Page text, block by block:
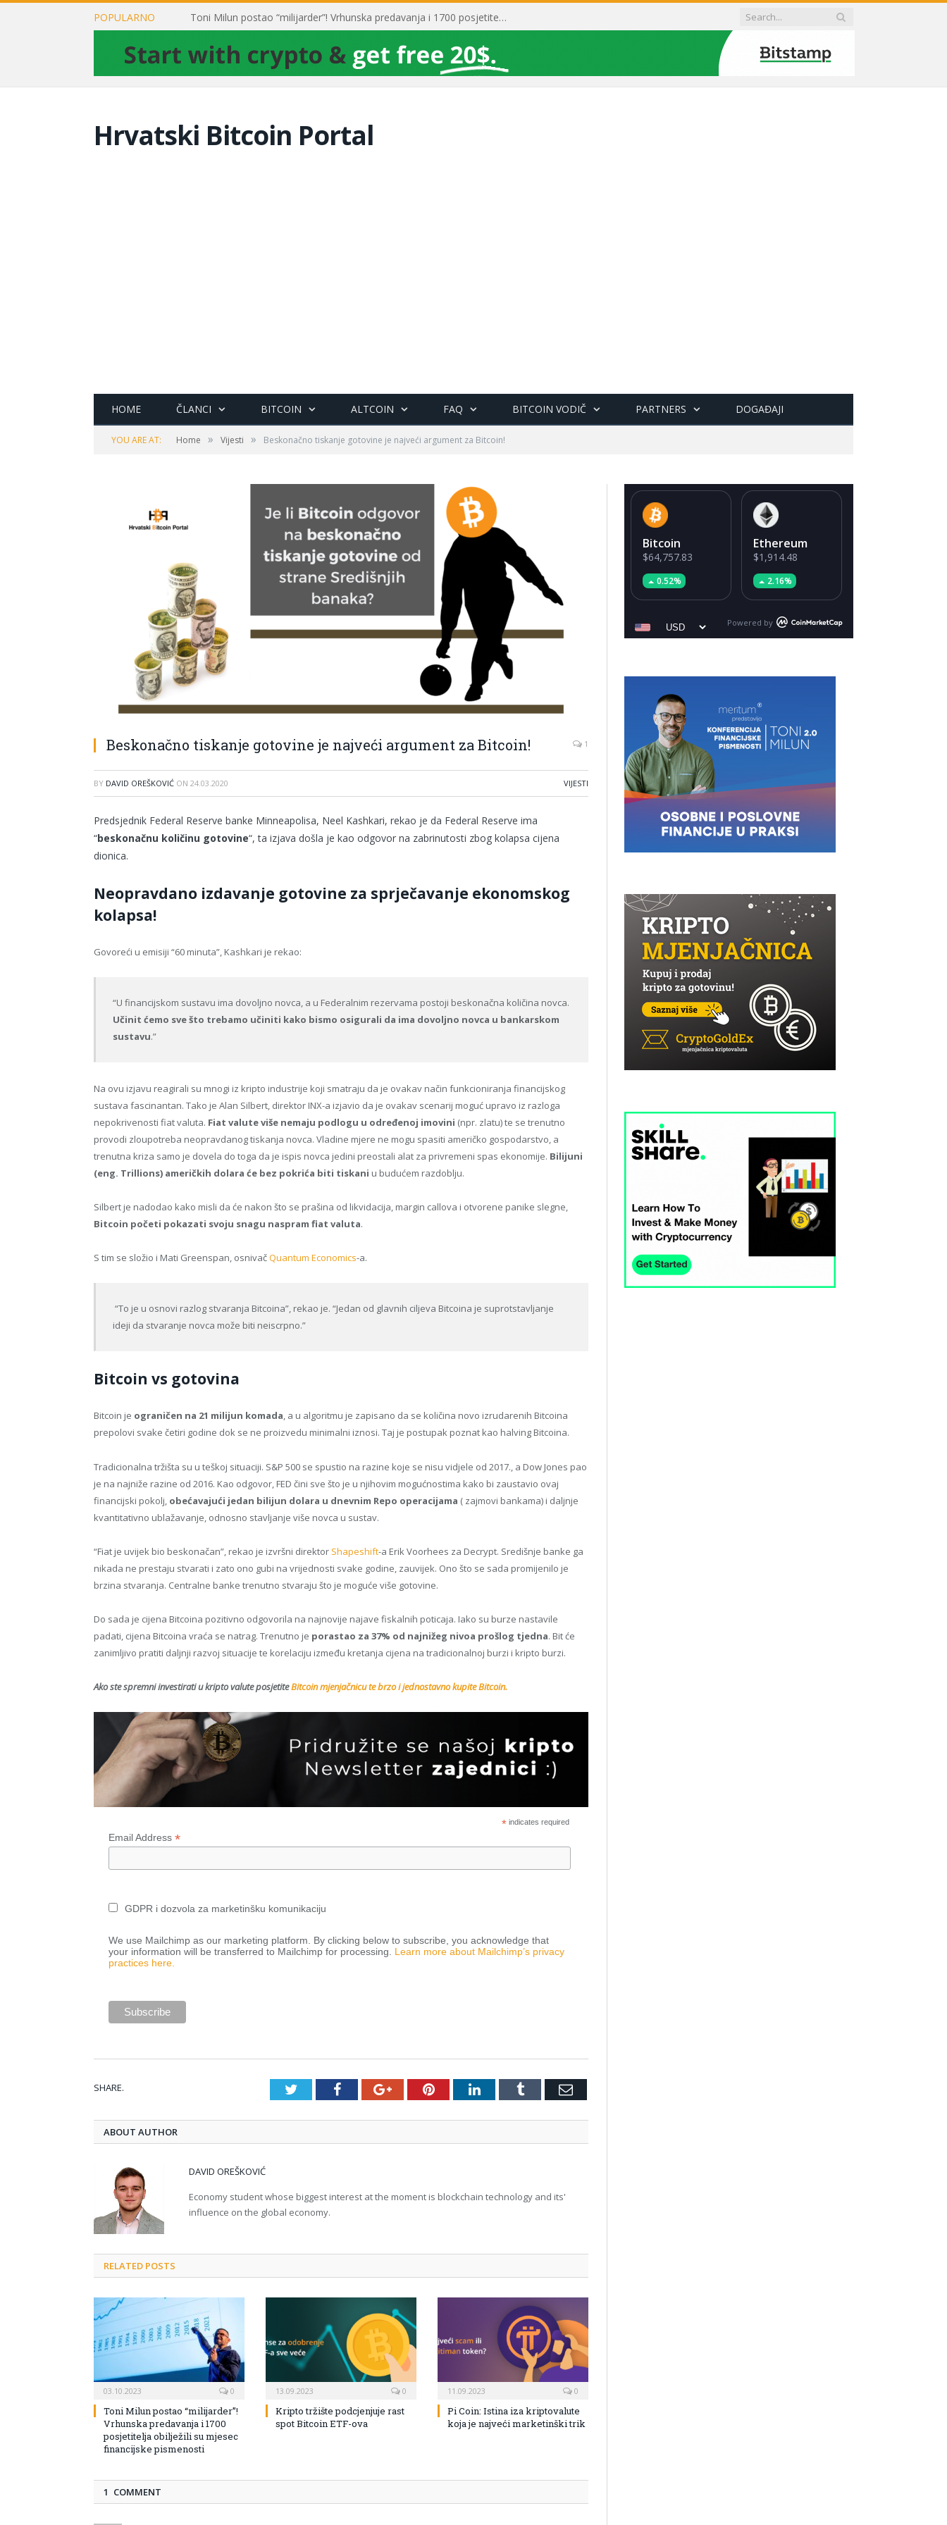
POPULARNO Toni Milun postao “milijarder”! Vrhunska predavanja i 1700 posjetitelja obilježili su mjesec financijske pismenosti
Hrvatski Bitcoin Portal
HOME ČLANCI BITCOIN ALTCOIN FAQ BITCOIN VODIČ PARTNERS DOGAĐAJI
YOU ARE AT: Home » Vijesti » Beskonačno tiskanje gotovine je najveći argument za Bitcoin!
Beskonačno tiskanje gotovine je najveći argument za Bitcoin! 1
BY DAVID OREŠKOVIĆ ON 24.03.2020 VIJESTI
Predsjednik Federal Reserve banke Minneapolisa, Neel Kashkari, rekao je da Federal Reserve ima
“beskonačnu količinu gotovine“, ta izjava došla je kao odgovor na zabrinutosti zbog kolapsa cijena
dionica.
Neopravdano izdavanje gotovine za sprječavanje ekonomskog
kolapsa!
Govoreći u emisiji “60 minuta”, Kashkari je rekao:
“U financijskom sustavu ima dovoljno novca, a u Federalnim rezervama postoji beskonačna količina novca.
Učinit ćemo sve što trebamo učiniti kako bismo osigurali da ima dovoljno novca u bankarskom
sustavu.”
Na ovu izjavu reagirali su mnogi iz kripto industrije koji smatraju da je ovakav način funkcioniranja financijskog
sustava fascinantan. Tako je Alan Silbert, direktor INX-a izjavio da je ovakav scenarij moguć upravo iz razloga
nepokrivenosti fiat valuta. Fiat valute više nemaju podlogu u određenoj imovini (npr. zlatu) te se trenutno
provodi zloupotreba neopravdanog tiskanja novca. Vladine mjere ne mogu spasiti američko gospodarstvo, a
trenutna kriza samo je dovela do toga da je ispis novca jedini preostali alat za privremeni spas ekonomije. Bilijuni
(eng. Trillions) američkih dolara će bez pokrića biti tiskani u budućem razdoblju.
Silbert je nadodao kako misli da će nakon što se prašina od likvidacija, margin callova i otvorene panike slegne,
Bitcoin početi pokazati svoju snagu naspram fiat valuta.
S tim se složio i Mati Greenspan, osnivačQuantum Economics-a.
“To je u osnovi razlog stvaranja Bitcoina”, rekao je. “Jedan od glavnih ciljeva Bitcoina je suprotstavljanje
ideji da stvaranje novca može biti neiscrpno.”
Bitcoin vs gotovina
Bitcoin je ograničen na 21 milijun komada, a u algoritmu je zapisano da se količina novo izrudarenih Bitcoina
prepolovi svake četiri godine dok se ne proizvedu minimalni iznosi. Taj je postupak poznat kao halving Bitcoina.
Tradicionalna tržišta su u teškoj situaciji. S&P 500 se spustio na razine koje se nisu vidjele od 2017., a Dow Jones pao
je na najniže razine od 2016. Kao odgovor, FED čini sve što je u njihovim mogućnostima kako bi zaustavio ovaj
financijski pokolj, obećavajući jedan bilijun dolara u dnevnim Repo operacijama ( zajmovi bankama) i daljnje
kvantitativno ublažavanje, odnosno stavljanje više novca u sustav.
“Fiat je uvijek bio beskonačan”, rekao je izvršni direktor Shapeshift-a Erik Voorhees za Decrypt. Središnje banke ga
nikada ne prestaju stvarati i zato ono gubi na vrijednosti svake godine, zauvijek. Ono što se sada promijenilo je
brzina stvaranja. Centralne banke trenutno stvaraju što je moguće više gotovine.
Do sada je cijena Bitcoina pozitivno odgovorila na najnovije najave fiskalnih poticaja. Iako su burze nastavile
padati, cijena Bitcoina vraća se natrag. Trenutno je porastao za 37% od najnižeg nivoa prošlog tjedna. Bit će
zanimljivo pratiti daljnji razvoj situacije te korelaciju između kretanja cijena na tradicionalnoj burzi i kripto burzi.
Ako ste spremni investirati u kripto valute posjetiteBitcoin mjenjačnicu te brzo i jednostavno kupite Bitcoin.
*indicates required
Email Address*
GDPR i dozvola za marketinšku komunikaciju
We use Mailchimp as our marketing platform. By clicking below to subscribe, you acknowledge that
your information will be transferred to Mailchimp for processing. Learn more about Mailchimp’s privacy
practices here.
SHARE. TwitterFacebookGoogle+PinterestLinkedInTumblr Email
ABOUT AUTHOR
DAVID OREŠKOVIĆ
Economy student whose biggest interest at the moment is blockchain technology and its'
influence on the global economy.
RELATED POSTS
03.10.2023 0
Toni Milun postao “milijarder”!
Vrhunska predavanja i 1700
posjetitelja obilježili su mjesec
financijske pismenosti
13.09.2023 0
Kripto tržište podcjenjuje rast
spot Bitcoin ETF-ova
11.09.2023 0
Pi Coin: Istina iza kriptovalute
koja je najveći marketinški trik
1 COMMENT
Bitcoin
$64,757.83
0.52%
Ethereum
$1,914.48
2.16%
Powered by